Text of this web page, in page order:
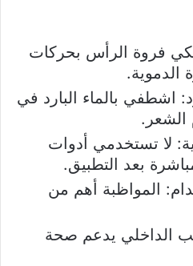
فروة الرأس بحركات
الدموية.
اشطفي بالماء البارد في
الشعر.
لا تستخدمي أدوات
بعد التطبيق.
المواظبة أهم من
الداخلي يدعم صحة